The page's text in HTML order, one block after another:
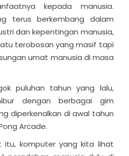
kepada manusia.
terus berkembang dalam
dan kepentingan manusia,
terobosan yang masif tapi
umat manusia di masa
puluhan tahun yang lalu,
dengan berbagai gim
diperkenalkan di awal tahun
Arcade.
itu, komputer yang kita lihat